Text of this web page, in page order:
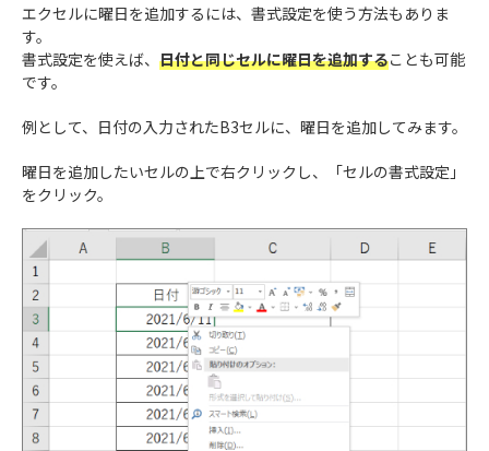
エクセルに曜日を追加するには、書式設定を使う方法もありま
す。
書式設定を使えば、 日付と同じセルに曜日を追加することも可能
です。
例として、日付の入力されたB3セルに、曜日を追加してみます。
曜日を追加したいセルの上で右クリックし、「セルの書式設定」
をクリック。